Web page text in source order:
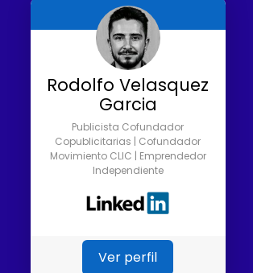
Rodolfo Velasquez
Garcia
Publicista Cofundador
Copublicitarias | Cofundador
Movimiento CLIC | Emprendedor
Independiente
Ver perfil